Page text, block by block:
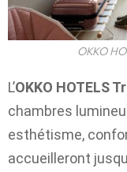
OKKO
L’OKKO HOTELS
chambres
esthétisme,
accueilleront